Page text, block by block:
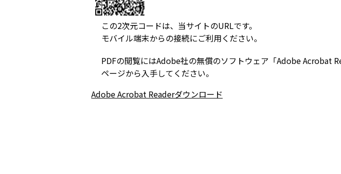
この2次元コードは、当サイトのURLです。
モバイル端末からの接続にご利用ください。
PDFの閲覧にはAdobe社の無償のソフトウェア「Adobe Acrobat
ページから入手してください。
Adobe Acrobat Readerダウンロード